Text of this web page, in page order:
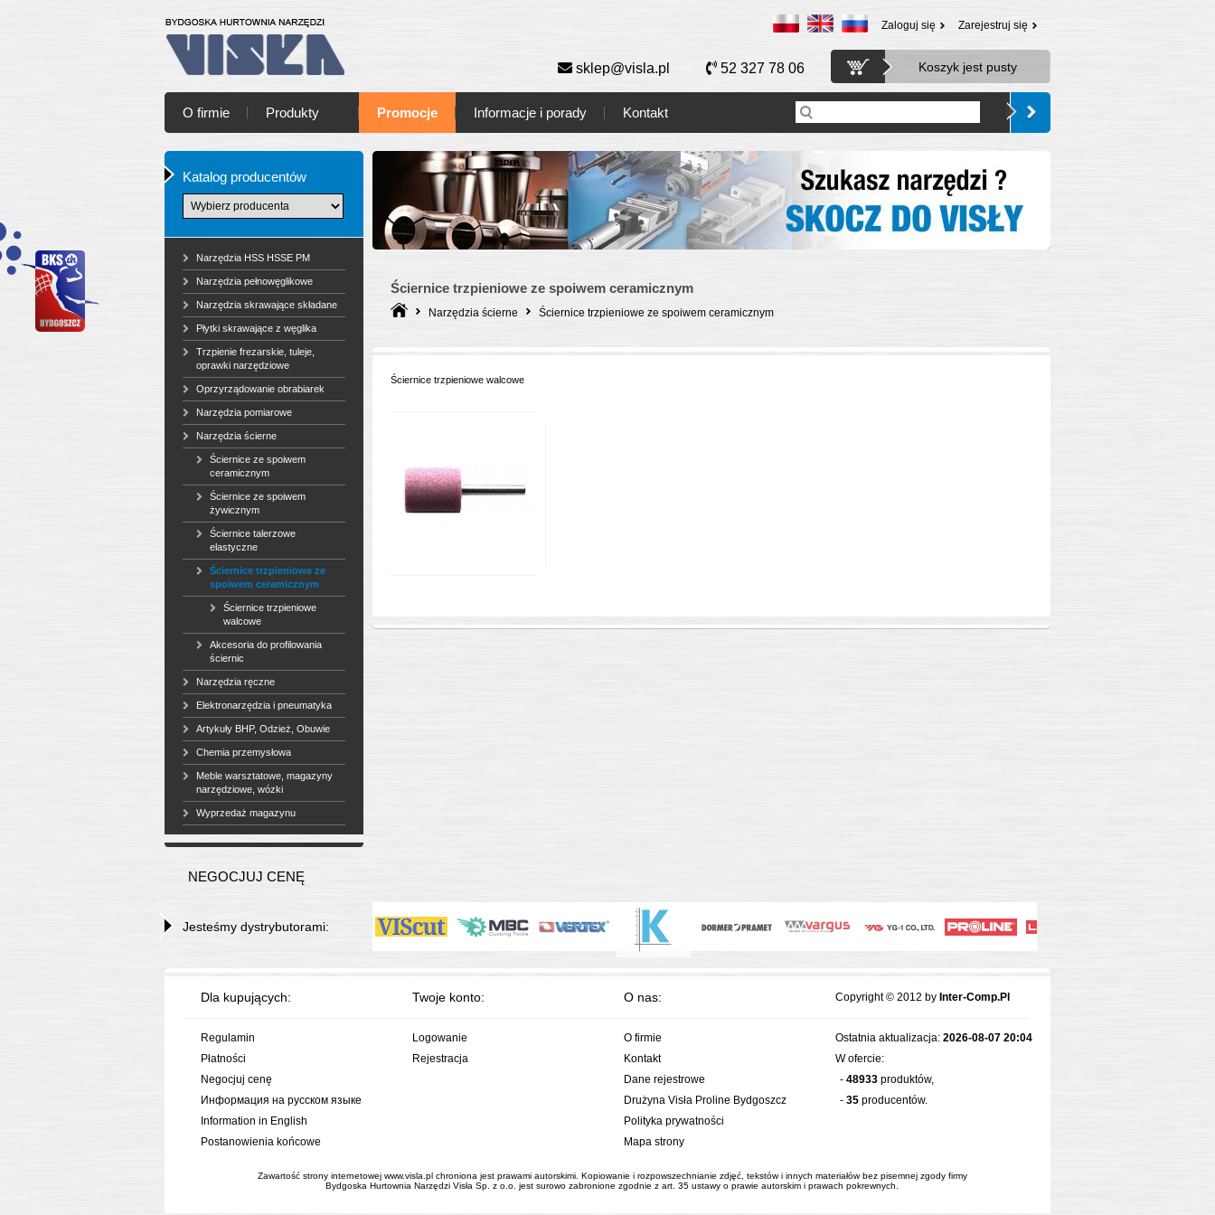
Zarejestruj się
Zaloguj się
sklep@visla.pl 52 327 78 06 Koszyk jest pusty
O firmie Produkty Promocje Informacje i porady Kontakt
Katalog producentów
Narzędzia HSS HSSE PM
Narzędzia pełnowęglikowe
Narzędzia skrawające składane
Płytki skrawające z węglika
Trzpienie frezarskie, tuleje,
oprawki narzędziowe
Oprzyrządowanie obrabiarek
Narzędzia pomiarowe
Narzędzia ścierne
Ściernice ze spoiwem
ceramicznym
Ściernice ze spoiwem
żywicznym
Ściernice talerzowe
elastyczne
Ściernice trzpieniowe ze
spoiwem ceramicznym
Ściernice trzpieniowe
walcowe
Akcesoria do profilowania
ściernic
Narzędzia ręczne
Elektronarzędzia i pneumatyka
Artykuły BHP, Odzież, Obuwie
Chemia przemysłowa
Meble warsztatowe, magazyny
narzędziowe, wózki
Wyprzedaż magazynu
NEGOCJUJ CENĘ
Ściernice trzpieniowe ze spoiwem ceramicznym
Narzędzia ścierne Ściernice trzpieniowe ze spoiwem ceramicznym
Ściernice trzpieniowe walcowe
Jesteśmy dystrybutorami:
Dla kupujących:
Regulamin
Płatności
Negocjuj cenę
Информация на русском языке
Information in English
Postanowienia końcowe
Twoje konto:
Logowanie
Rejestracja
O nas:
O firmie
Kontakt
Dane rejestrowe
Drużyna Visła Proline Bydgoszcz
Polityka prywatności
Mapa strony
Copyright © 2012 by Inter-Comp.Pl
Ostatnia aktualizacja: 2026-08-07 20:04
W ofercie:
- 48933 produktów,
- 35 producentów.
Zawartość strony internetowej www.visla.pl chroniona jest prawami autorskimi. Kopiowanie i rozpowszechnianie zdjęć, tekstów i innych materiałów bez pisemnej zgody firmy
Bydgoska Hurtownia Narzędzi Visła Sp. z o.o. jest surowo zabronione zgodnie z art. 35 ustawy o prawie autorskim i prawach pokrewnych.